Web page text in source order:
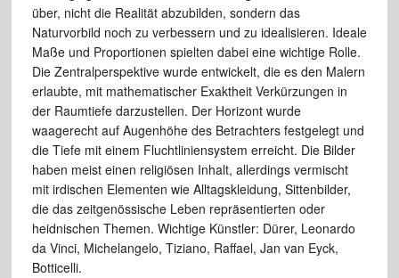
über, nicht die Realität abzubilden, sondern das
Naturvorbild noch zu verbessern und zu idealisieren. Ideale
Maße und Proportionen spielten dabei eine wichtige Rolle.
Die Zentralperspektive wurde entwickelt, die es den Malern
erlaubte, mit mathematischer Exaktheit Verkürzungen in
der Raumtiefe darzustellen. Der Horizont wurde
waagerecht auf Augenhöhe des Betrachters festgelegt und
die Tiefe mit einem Fluchtliniensystem erreicht. Die Bilder
haben meist einen religiösen Inhalt, allerdings vermischt
mit irdischen Elementen wie Alltagskleidung, Sittenbilder,
die das zeitgenössische Leben repräsentierten oder
heidnischen Themen. Wichtige Künstler: Dürer, Leonardo
da Vinci, Michelangelo, Tiziano, Raffael, Jan van Eyck,
Botticelli.